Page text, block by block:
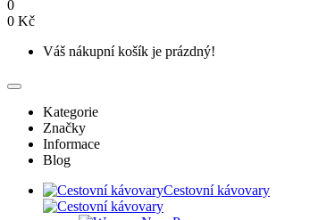
0
0 Kč
Váš nákupní košík je prázdný!
Kategorie
Značky
Informace
Blog
Cestovní kávovary